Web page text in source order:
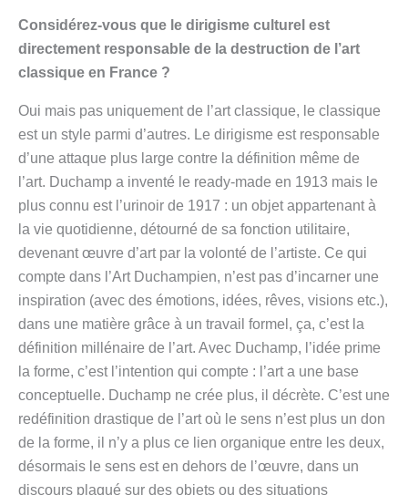
Considérez-vous que le dirigisme culturel est
directement responsable de la destruction de l’art
classique en France ?
Oui mais pas uniquement de l’art classique, le classique
est un style parmi d’autres. Le dirigisme est responsable
d’une attaque plus large contre la définition même de
l’art. Duchamp a inventé le ready-made en 1913 mais le
plus connu est l’urinoir de 1917 : un objet appartenant à
la vie quotidienne, détourné de sa fonction utilitaire,
devenant œuvre d’art par la volonté de l’artiste. Ce qui
compte dans l’Art Duchampien, n’est pas d’incarner une
inspiration (avec des émotions, idées, rêves, visions etc.),
dans une matière grâce à un travail formel, ça, c’est la
définition millénaire de l’art. Avec Duchamp, l’idée prime
la forme, c’est l’intention qui compte : l’art a une base
conceptuelle. Duchamp ne crée plus, il décrète. C’est une
redéfinition drastique de l’art où le sens n’est plus un don
de la forme, il n’y a plus ce lien organique entre les deux,
désormais le sens est en dehors de l’œuvre, dans un
discours plaqué sur des objets ou des situations